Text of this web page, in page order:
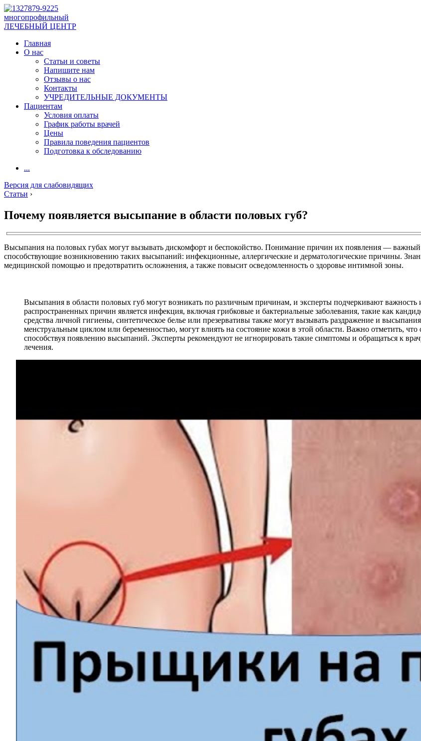
многопрофильный
ЛЕЧЕБНЫЙ ЦЕНТР
Главная
О нас
Статьи и советы
Напишите нам
Отзывы о нас
Контакты
УЧРЕДИТЕЛЬНЫЕ ДОКУМЕНТЫ
Пациентам
Условия оплаты
График работы врачей
Цены
Правила поведения пациентов
Подготовка к обследованию
...
Версия для слабовидящих
Статьи ›
Почему появляется высыпание в области половых губ?
Высыпания на половых губах могут вызывать дискомфорт и беспокойство. Понимание причин их появления —
способствующие возникновению таких высыпаний: инфекционные, аллергические и дерматологические причины.
медицинской помощью и предотвратить осложнения, а также повысит осведомленность о здоровье интимной зоны.
Высыпания в области половых губ могут возникать по различным причинам, и эксперты подчеркивают
распространенных причин является инфекция, включая грибковые и бактериальные заболевания, такие как
средства личной гигиены, синтетическое белье или презервативы также могут вызывать раздражение и
менструальным циклом или беременностью, могут влиять на состояние кожи в этой области. Важно отметить,
способствуя появлению высыпаний. Эксперты рекомендуют не игнорировать такие симптомы и обращаться к
лечения.